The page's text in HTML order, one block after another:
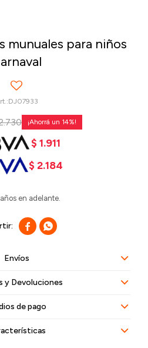
munuales para niños
DJ07933
14
$ 1.911
$ 2.184
en adelante.
 
Envíos
y Devoluciones
de pago